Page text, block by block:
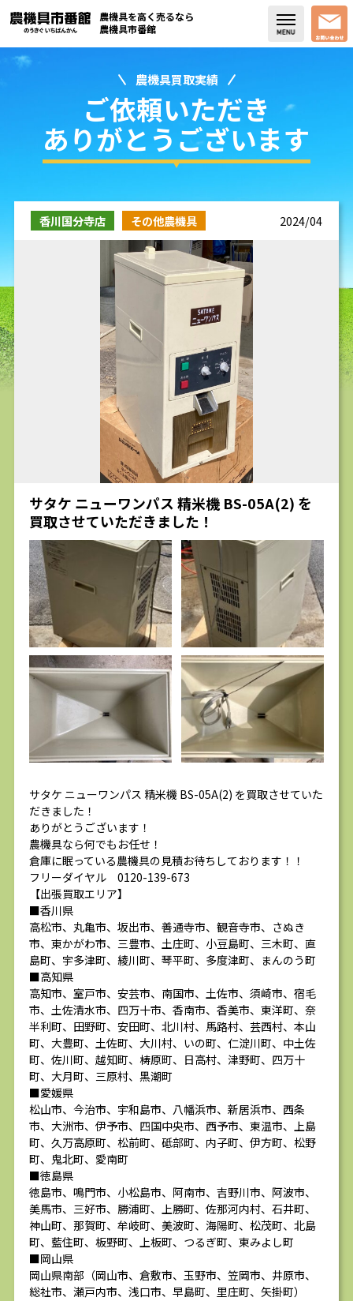
買取実績
コラム・スタッフブログ
取り扱い商品
販売中の農機具
よく頂く質問
お問い合わせ
農機具を高く売るなら
農機具市番館
農機具買取実績
ご依頼いただき
ありがとうございます
香川国分寺店 その他農機具 2024/04
サタケ ニューワンパス 精米機 BS-05A(2) を
買取させていただきました！
サタケ ニューワンパス 精米機 BS-05A(2) を買取させていた
だきました！
ありがとうございます！
農機具なら何でもお任せ！
倉庫に眠っている農機具の見積お待ちしております！！
フリーダイヤル 0120-139-673
【出張買取エリア】
■香川県
高松市、丸亀市、坂出市、善通寺市、観音寺市、さぬき
市、東かがわ市、三豊市、土庄町、小豆島町、三木町、直
島町、宇多津町、綾川町、琴平町、多度津町、まんのう町
■高知県
高知市、室戸市、安芸市、南国市、土佐市、須崎市、宿毛
市、土佐清水市、四万十市、香南市、香美市、東洋町、奈
半利町、田野町、安田町、北川村、馬路村、芸西村、本山
町、大豊町、土佐町、大川村、いの町、仁淀川町、中土佐
町、佐川町、越知町、梼原町、日高村、津野町、四万十
町、大月町、三原村、黒潮町
■愛媛県
松山市、今治市、宇和島市、八幡浜市、新居浜市、西条
市、大洲市、伊予市、四国中央市、西予市、東温市、上島
町、久万高原町、松前町、砥部町、内子町、伊方町、松野
町、鬼北町、愛南町
■徳島県
徳島市、鳴門市、小松島市、阿南市、吉野川市、阿波市、
美馬市、三好市、勝浦町、上勝町、佐那河内村、石井町、
神山町、那賀町、牟岐町、美波町、海陽町、松茂町、北島
町、藍住町、板野町、上板町、つるぎ町、東みよし町
■岡山県
岡山県南部（岡山市、倉敷市、玉野市、笠岡市、井原市、
総社市、瀬戸内市、浅口市、早島町、里庄町、矢掛町）